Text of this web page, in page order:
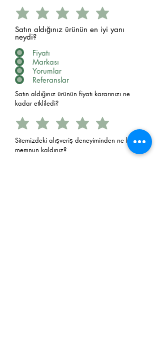
Satın aldığınız ürünün en iyi yanı
neydi?
Fiyatı
Markası
Yorumlar
Referanslar
Satın aldığınız ürünün fiyatı kararınızı ne
kadar etkliledi?
Sitemizdeki alışveriş deneyiminden ne kadar
memnun kaldınız?